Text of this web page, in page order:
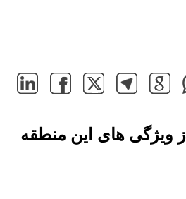
از ویژگی های این منطقه